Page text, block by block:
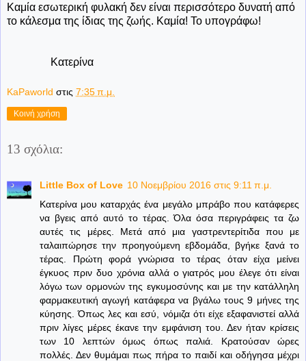
Καμία εσωτερική φυλακή δεν είναι περισσότερο δυνατή από
το κάλεσμα της ίδιας της ζωής. Καμία! Το υπογράφω!
Κατερίνα
KaPaworld στις 7:35 π.μ.
Κοινή χρήση
13 σχόλια:
Little Box of Love 10 Νοεμβρίου 2016 στις 9:11 π.μ.
Κατερίνα μου καταρχάς ένα μεγάλο μπράβο που κατάφερες
να βγεις από αυτό το τέρας. Όλα όσα περιγράφεις τα ζω
αυτές τις μέρες. Μετά από μια γαστρεντερίτιδα που με
ταλαιπώρησε την προηγούμενη εβδομάδα, βγήκε ξανά το
τέρας. Πρώτη φορά γνώρισα το τέρας όταν είχα μείνει
έγκυος πριν δυο χρόνια αλλά ο γιατρός μου έλεγε ότι είναι
λόγω των ορμονών της εγκυμοσύνης και με την κατάλληλη
φαρμακευτική αγωγή κατάφερα να βγάλω τους 9 μήνες της
κύησης. Όπως λες και εσύ, νόμιζα ότι είχε εξαφανιστεί αλλά
πριν λίγες μέρες έκανε την εμφάνιση του. Δεν ήταν κρίσεις
των 10 λεπτών όμως όπως παλιά. Κρατούσαν ώρες
πολλές. Δεν θυμάμαι πως πήρα το παιδί και οδήγησα μέχρι